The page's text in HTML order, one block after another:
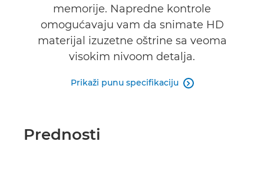
memorije. Napredne kontrole
omogućavaju vam da snimate HD
materijal izuzetne oštrine sa veoma
visokim nivoom detalja.
Prikaži punu specifikaciju 
Prednosti